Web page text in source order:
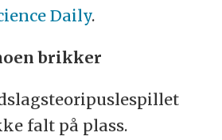
Daily.
brikker
falt på plass.